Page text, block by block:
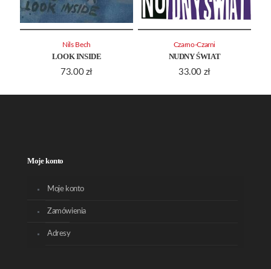
LOOK INSIDE
73.00 zł
Nils Bech
NUDNY ŚWIAT
33.00 zł
Czarno-Czarni
Moje konto
Moje konto
Zamówienia
Adresy